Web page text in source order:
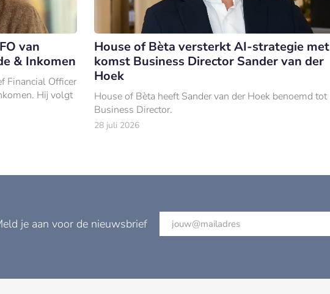
van
& Inkomen
Financial Officer
Hij volgt
House of Bèta versterkt AI-strategie met
komst Business Director Sander van der
Hoek
House of Bèta heeft Sander van der Hoek benoemd tot
Business Director.
28 juli 2026
je aan voor de nieuwsbrief